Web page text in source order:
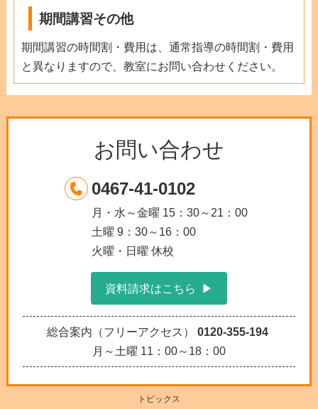
期間講習その他
期間講習の時間割・費用は、通常指導の時間割・費用
と異なりますので、教室にお問い合わせください。
お問い合わせ
0467-41-0102
月・水～金曜 15：30～21：00
土曜 9：30～16：00
火曜・日曜 休校
資料請求はこちら
総合案内（フリーアクセス）
0120-355-194
月～土曜 11：00～18：00
トピックス